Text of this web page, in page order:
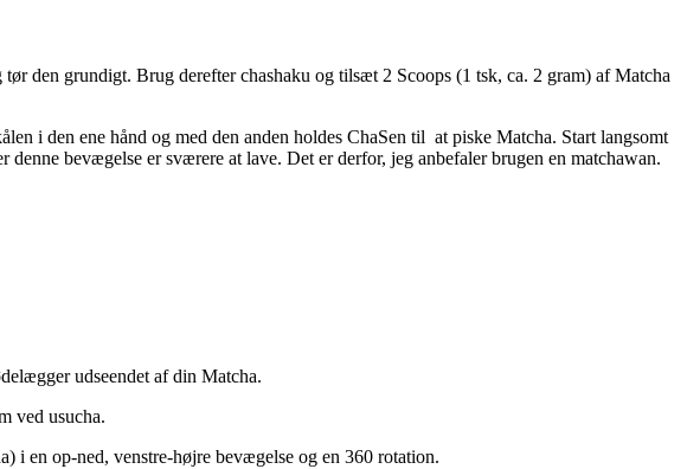
den grundigt. Brug derefter chashaku og tilsæt 2 Scoops (1 tsk, ca. 2 gram) af Matcha
i den ene hånd og med den anden holdes ChaSen til at piske Matcha. Start langsomt
bevægelse er sværere at lave. Det er derfor, jeg anbefaler brugen en matchawan.
udseendet af din Matcha.
ved usucha.
i en op-ned, venstre-højre bevægelse og en 360 rotation.